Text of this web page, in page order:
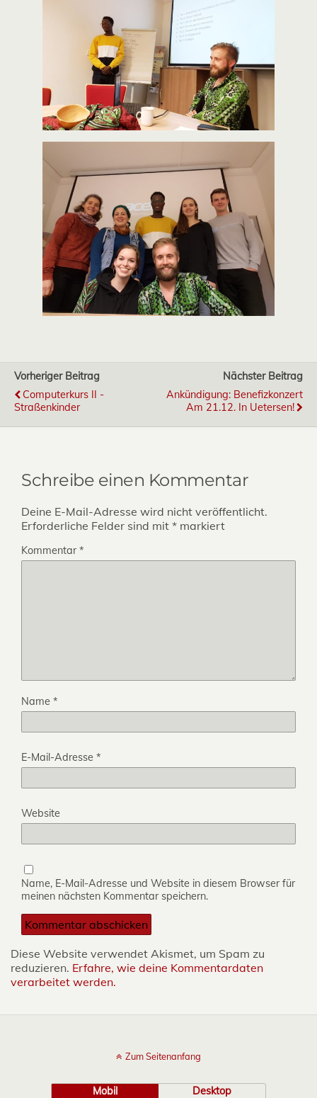
Vorheriger Beitrag
Computerkurs II -
Straßenkinder
Nächster Beitrag
Ankündigung: Benefizkonzert
Am 21.12. In Uetersen!
Schreibe einen Kommentar
Deine E-Mail-Adresse wird nicht veröffentlicht.
Erforderliche Felder sind mit * markiert
Kommentar*
Name *
E-Mail-Adresse *
Website
Name, E-Mail-Adresse und Website in diesem Browser für
meinen nächsten Kommentar speichern.
Diese Website verwendet Akismet, um Spam zu
reduzieren. Erfahre, wie deine Kommentardaten
verarbeitet werden.
Zum Seitenanfang
Mobil Desktop